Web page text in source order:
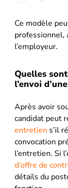
Ce modèle
professionnel,
l’employeur.
Quelles
l’envoi
Après avoir
candidat peut
entretien s’il
convocation
l’entretien. Si
d’offre de
détails du